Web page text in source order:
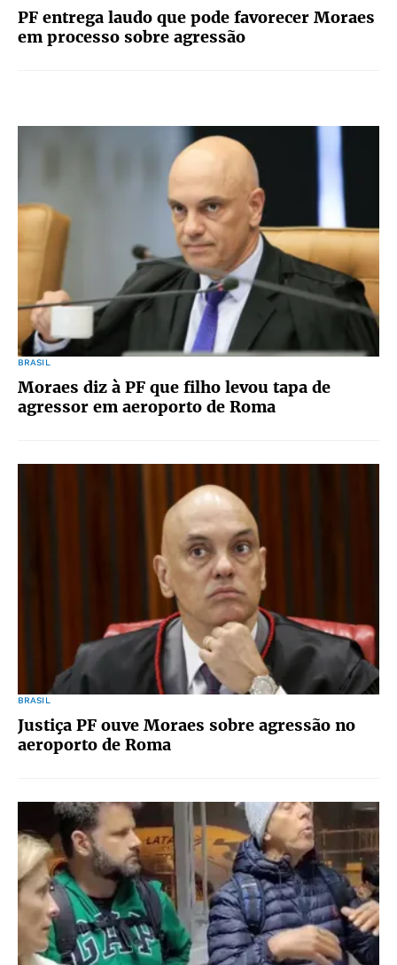
PF entrega laudo que pode favorecer Moraes
em processo sobre agressão
BRASIL
Moraes diz à PF que filho levou tapa de
agressor em aeroporto de Roma
BRASIL
Justiça PF ouve Moraes sobre agressão no
aeroporto de Roma